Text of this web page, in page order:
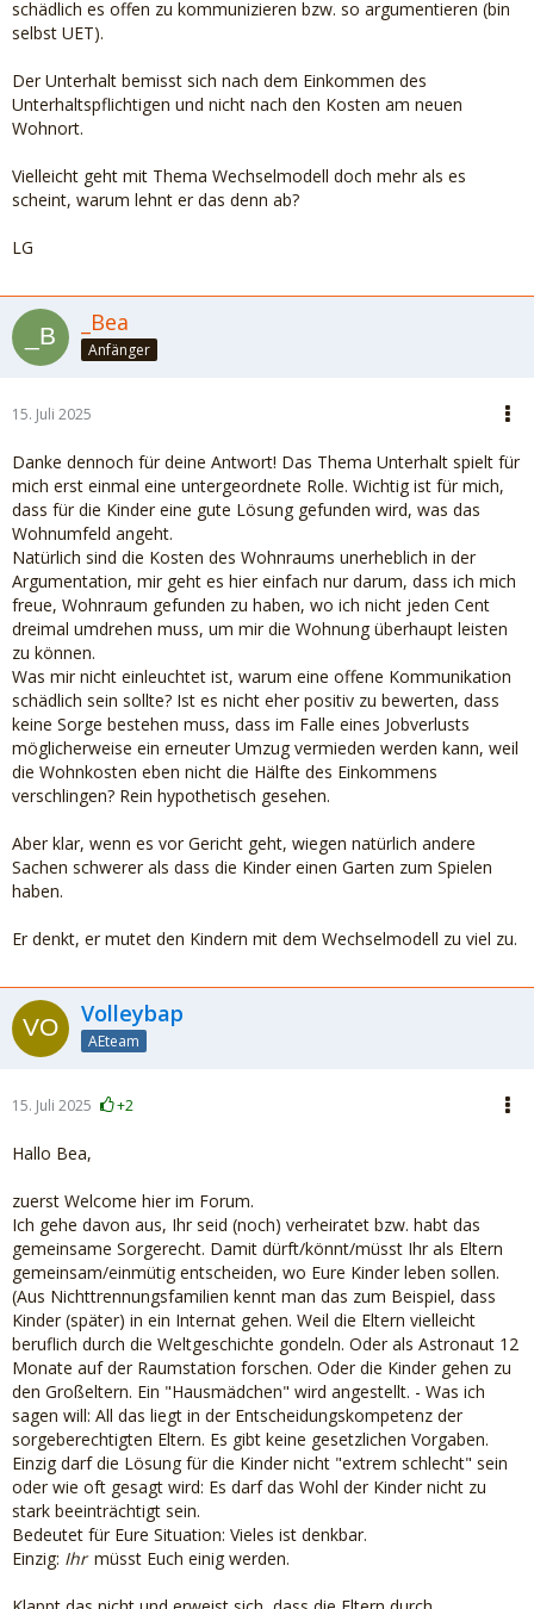
schädlich es offen zu kommunizieren bzw. so argumentieren (bin
selbst UET).
Der Unterhalt bemisst sich nach dem Einkommen des
Unterhaltspflichtigen und nicht nach den Kosten am neuen
Wohnort.
Vielleicht geht mit Thema Wechselmodell doch mehr als es
scheint, warum lehnt er das denn ab?
LG
_Bea
Anfänger
15. Juli 2025
Danke dennoch für deine Antwort! Das Thema Unterhalt spielt für
mich erst einmal eine untergeordnete Rolle. Wichtig ist für mich,
dass für die Kinder eine gute Lösung gefunden wird, was das
Wohnumfeld angeht.
Natürlich sind die Kosten des Wohnraums unerheblich in der
Argumentation, mir geht es hier einfach nur darum, dass ich mich
freue, Wohnraum gefunden zu haben, wo ich nicht jeden Cent
dreimal umdrehen muss, um mir die Wohnung überhaupt leisten
zu können.
Was mir nicht einleuchtet ist, warum eine offene Kommunikation
schädlich sein sollte? Ist es nicht eher positiv zu bewerten, dass
keine Sorge bestehen muss, dass im Falle eines Jobverlusts
möglicherweise ein erneuter Umzug vermieden werden kann, weil
die Wohnkosten eben nicht die Hälfte des Einkommens
verschlingen? Rein hypothetisch gesehen.
Aber klar, wenn es vor Gericht geht, wiegen natürlich andere
Sachen schwerer als dass die Kinder einen Garten zum Spielen
haben.
Er denkt, er mutet den Kindern mit dem Wechselmodell zu viel zu.
Volleybap
AEteam
15. Juli 2025 +2
Hallo Bea,
zuerst Welcome hier im Forum.
Ich gehe davon aus, Ihr seid (noch) verheiratet bzw. habt das
gemeinsame Sorgerecht. Damit dürft/könnt/müsst Ihr als Eltern
gemeinsam/einmütig entscheiden, wo Eure Kinder leben sollen.
(Aus Nichttrennungsfamilien kennt man das zum Beispiel, dass
Kinder (später) in ein Internat gehen. Weil die Eltern vielleicht
beruflich durch die Weltgeschichte gondeln. Oder als Astronaut 12
Monate auf der Raumstation forschen. Oder die Kinder gehen zu
den Großeltern. Ein "Hausmädchen" wird angestellt. - Was ich
sagen will: All das liegt in der Entscheidungskompetenz der
sorgeberechtigten Eltern. Es gibt keine gesetzlichen Vorgaben.
Einzig darf die Lösung für die Kinder nicht "extrem schlecht" sein
oder wie oft gesagt wird: Es darf das Wohl der Kinder nicht zu
stark beeinträchtigt sein.
Bedeutet für Eure Situation: Vieles ist denkbar.
Einzig: Ihr müsst Euch einig werden.